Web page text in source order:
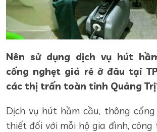
Nên sử dụng dịch vụ hút
cống nghẹt giá rẻ ở đâu tại
các thị trấn toàn tỉnh Quảng
Dịch vụ hút hầm cầu, thông
thiết đối với mỗi hộ gia đình,